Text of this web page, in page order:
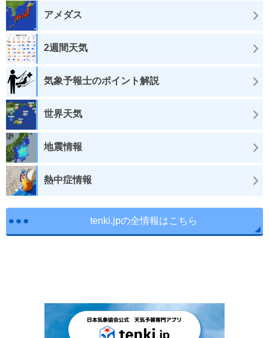
アメダス
2週間天気
気象予報士のポイント解説
世界天気
地震情報
熱中症情報
tenki.jpの全情報はこちら